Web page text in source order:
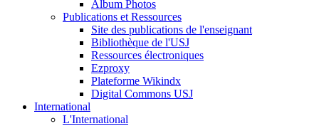
Album Photos
Publications et Ressources
Site des publications de l'enseignant
Bibliothèque de l'USJ
Ressources électroniques
Ezproxy
Plateforme Wikindx
Digital Commons USJ
International
L'International